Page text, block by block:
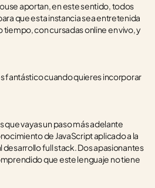
aportan, en este sentido, todos
que esta instancia sea entretenida
con cursadas online en vivo, y
fantástico cuando quieres incorporar
vayas un paso más adelante
de JavaScript aplicado a la
full stack. Dos apasionantes
que este lenguaje no tiene